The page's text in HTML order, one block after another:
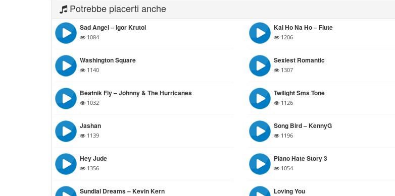
Potrebbe piacerti anche
Sad Angel – Igor Krutoi
1084
Kal Ho Na Ho – Flute
1206
Washington Square
1140
Sexiest Romantic
1307
Beatnik Fly – Johnny & The Hurricanes
1032
Twilight Sms Tone
1126
Jashan
1139
Song Bird – KennyG
1196
Hey Jude
1356
Piano Hate Story 3
1054
Sundial Dreams – Kevin Kern Loving You